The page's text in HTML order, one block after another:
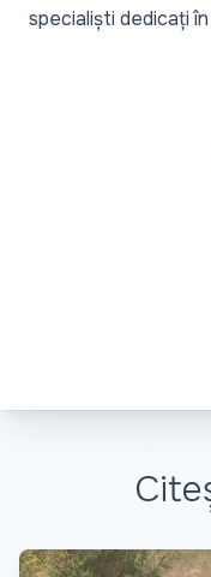
specialiști dedicați